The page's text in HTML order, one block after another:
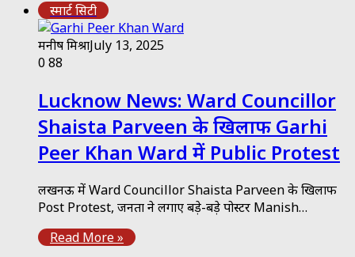
स्मार्ट सिटी
मनीष मिश्राJuly 13, 2025
088
Lucknow News: Ward Councillor
Shaista Parveen के खिलाफ Garhi
Peer Khan Ward में Public Protest
लखनऊ में Ward Councillor Shaista Parveen के खिलाफ
Post Protest, जनता ने लगाए बड़े-बड़े पोस्टर Manish…
Read More »